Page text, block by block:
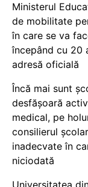
Ministerul
de mobilitate
în care se va
începând cu 20
adresă oficială
Încă mai sunt
desfășoară
medical, pe
consilierul
inadecvate în
niciodată
Universitatea